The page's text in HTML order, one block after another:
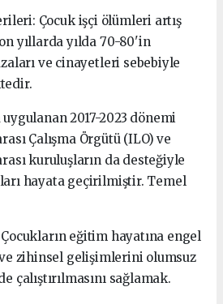
Çocuk işçi ölümleri artış
yıllarda yılda 70-80'in
ve cinayetleri sebebiyle
2017-2023 dönemi
Çalışma Örgütü (ILO) ve
kuruluşların da desteğiyle
hayata geçirilmiştir. Temel
eğitim hayatına engel
zihinsel gelişimlerini olumsuz
çalıştırılmasını sağlamak.